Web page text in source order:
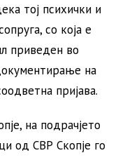
тој психички и
со која е
приведен во
на
пријава.
на подрачјето
од СВР Скопје го